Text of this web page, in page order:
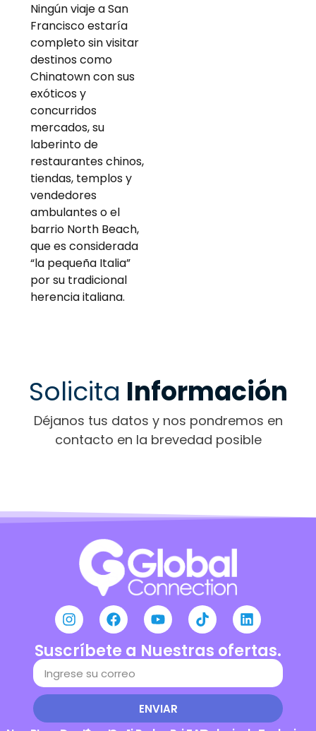
Ningún viaje a San
Francisco estaría
completo sin visitar
destinos como
Chinatown con sus
exóticos y
concurridos
mercados, su
laberinto de
restaurantes chinos,
tiendas, templos y
vendedores
ambulantes o el
barrio North Beach,
que es considerada
“la pequeña Italia”
por su tradicional
herencia italiana.
Solicita Información
Déjanos tus datos y nos pondremos en
contacto en la brevedad posible
Suscríbete a Nuestras ofertas.
ENVIAR